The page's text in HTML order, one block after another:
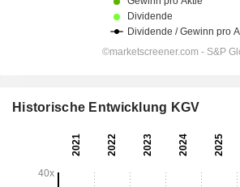
Historische Entwicklung KGV